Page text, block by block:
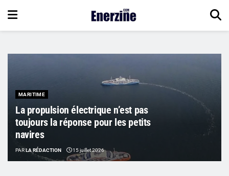
MARITIME
La propulsion électrique n’est pas
toujours la réponse pour les petits
navires
PARLA RÉDACTION 15 juillet 2026